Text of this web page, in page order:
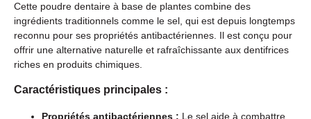
Cette poudre dentaire à base de plantes combine des
ingrédients traditionnels comme le sel, qui est depuis longtemps
reconnu pour ses propriétés antibactériennes. Il est conçu pour
offrir une alternative naturelle et rafraîchissante aux dentifrices
riches en produits chimiques.
Caractéristiques principales :
Propriétés antibactériennes : Le sel aide à combattre